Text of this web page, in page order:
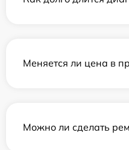
Меняется ли цена в
Можно ли сделать